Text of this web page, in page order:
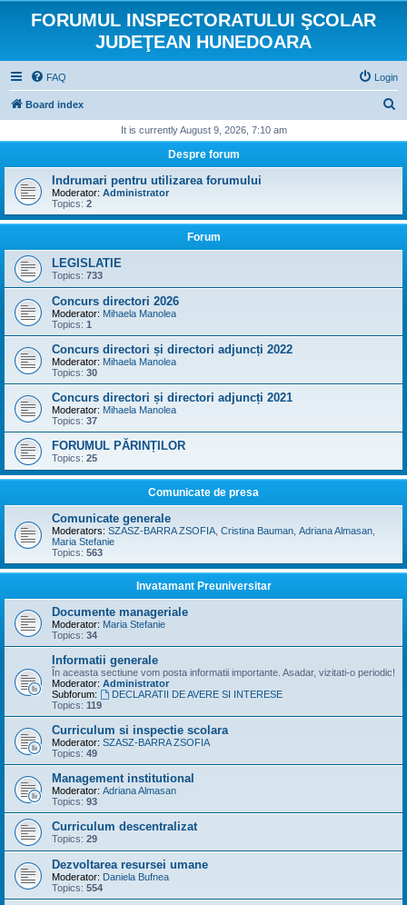
FORUMUL INSPECTORATULUI ŞCOLAR
JUDEŢEAN HUNEDOARA
FAQ Login
Board index
r
h
It is currently August 9, 2026, 7:10 am
Despre forum
Indrumari pentru utilizarea forumului
Moderator: Administrator
Topics: 2
Forum
LEGISLATIE
Topics: 733
Concurs directori 2026
Moderator: Mihaela Manolea
Topics: 1
Concurs directori și directori adjuncți 2022
Moderator: Mihaela Manolea
Topics: 30
Concurs directori și directori adjuncți 2021
Moderator: Mihaela Manolea
Topics: 37
FORUMUL PĂRINȚILOR
Topics: 25
Comunicate de presa
Comunicate generale
Moderators: SZASZ-BARRA ZSOFIA Cristina Bauman Adriana Almasan
Maria Stefanie
Topics: 563
Invatamant Preuniversitar
Documente manageriale
Moderator: Maria Stefanie
Topics: 34
Informatii generale
În aceasta sectiune vom posta informatii importante. Asadar, vizitati-o periodic!
Moderator: Administrator
Subforum:
DECLARATII DE AVERE SI INTERESE
Topics: 119
Curriculum si inspectie scolara
Moderator: SZASZ-BARRA ZSOFIA
Topics: 49
Management institutional
Moderator: Adriana Almasan
Topics: 93
Curriculum descentralizat
Topics: 29
Dezvoltarea resursei umane
Moderator: Daniela Bufnea
Topics: 554